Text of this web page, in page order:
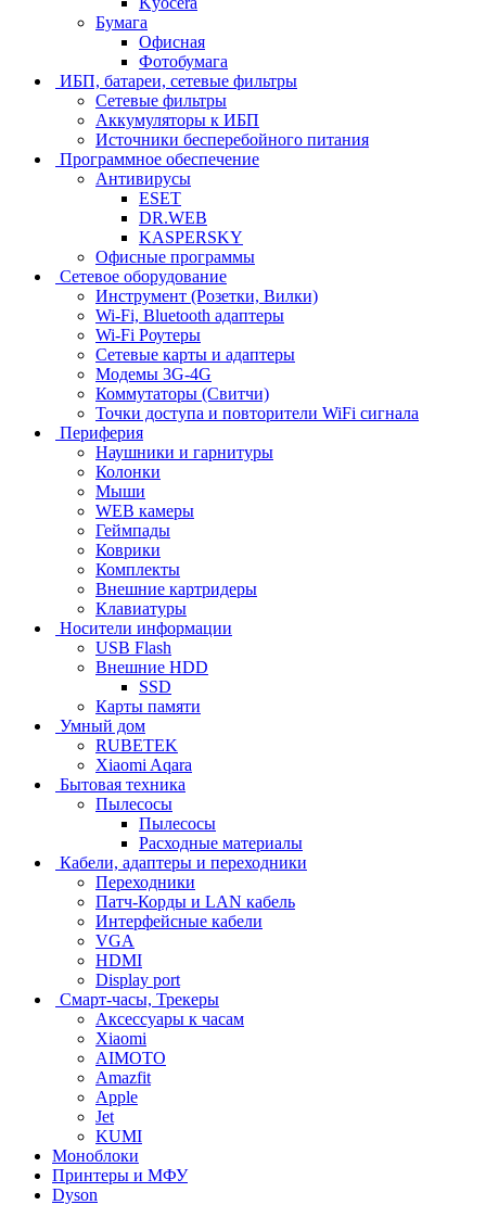
Бумага
Офисная
Фотобумага
ИБП, батареи, сетевые фильтры
Сетевые фильтры
Аккумуляторы к ИБП
Источники бесперебойного питания
Программное обеспечение
Антивирусы
ESET
DR.WEB
KASPERSKY
Офисные программы
Сетевое оборудование
Инструмент (Розетки, Вилки)
Wi-Fi, Bluetooth адаптеры
Wi-Fi Роутеры
Сетевые карты и адаптеры
Модемы 3G-4G
Коммутаторы (Свитчи)
Точки доступа и повторители WiFi сигнала
Периферия
Наушники и гарнитуры
Колонки
Мыши
WEB камеры
Геймпады
Коврики
Комплекты
Внешние картридеры
Клавиатуры
Носители информации
USB Flash
Внешние HDD
SSD
Карты памяти
Умный дом
RUBETEK
Xiaomi Aqara
Бытовая техника
Пылесосы
Пылесосы
Расходные материалы
Кабели, адаптеры и переходники
Переходники
Патч-Корды и LAN кабель
Интерфейсные кабели
VGA
HDMI
Display port
Смарт-часы, Трекеры
Аксессуары к часам
Xiaomi
AIMOTO
Amazfit
Apple
Jet
KUMI
Моноблоки
Принтеры и МФУ
Dyson